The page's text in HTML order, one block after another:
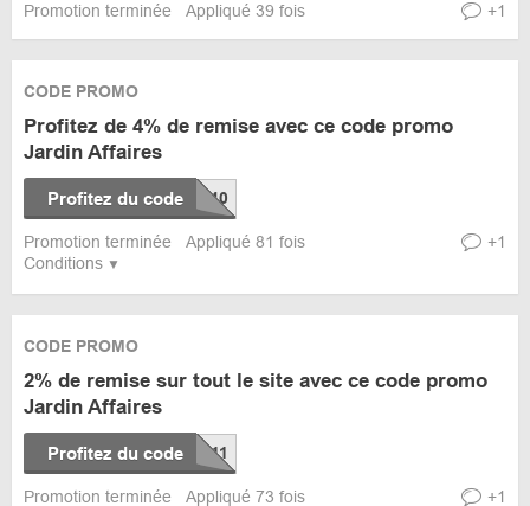
Promotion terminée Appliqué 39 fois +1
Conditions
CODE PROMO
Profitez de 4% de remise avec ce code promo
Jardin Affaires
Profitez du code
Promotion terminée Appliqué 81 fois +1
CODE PROMO
2% de remise sur tout le site avec ce code promo
Jardin Affaires
Profitez du code
Promotion terminée Appliqué 73 fois +1